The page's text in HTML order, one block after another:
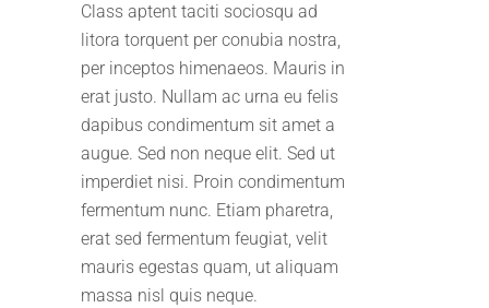
Class aptent taciti sociosqu ad
litora torquent per conubia nostra,
per inceptos himenaeos. Mauris in
erat justo. Nullam ac urna eu felis
dapibus condimentum sit amet a
augue. Sed non neque elit. Sed ut
imperdiet nisi. Proin condimentum
fermentum nunc. Etiam pharetra,
erat sed fermentum feugiat, velit
mauris egestas quam, ut aliquam
massa nisl quis neque.